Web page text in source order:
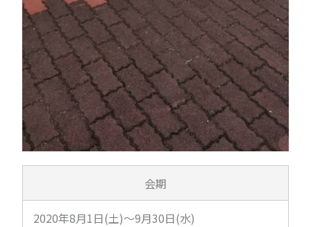
会期
2020年8月1日(土)～9月30日(水)